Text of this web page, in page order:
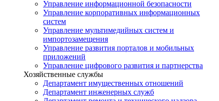
Управление информационной безопасности
Управление корпоративных информационных
систем
Управление мультимедийных систем и
импортозамещения
Управление развития порталов и мобильных
приложений
Управление цифрового развития и партнерства
Хозяйственные службы
Департамент имущественных отношений
Департамент инженерных служб